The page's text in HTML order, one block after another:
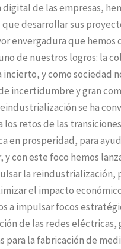
de las empresas,
desarrollar sus
envergadura que
de nuestros logros: la
y como sociedad
incertidumbre y gran
se ha
los retos de las
en prosperidad, para
con este foco hemos
la
el impacto
a impulsar focos
de las redes
para la fabricación de